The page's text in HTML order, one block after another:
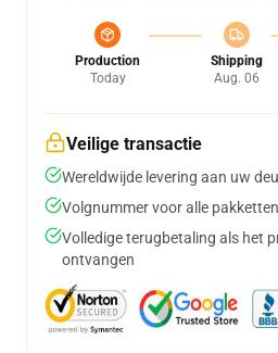
Production
Today
Shipping
Aug. 06
Veilige transactie
Wereldwijde levering aan uw
Volgnummer voor alle
Volledige terugbetaling als het
ontvangen